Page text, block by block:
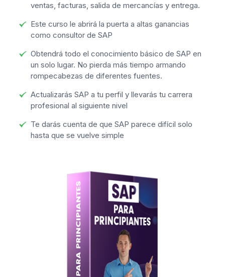
ventas, facturas, salida de mercancías y entrega.
Este curso le abrirá la puerta a altas ganancias
como consultor de SAP
Obtendrá todo el conocimiento básico de SAP en
un solo lugar. No pierda más tiempo armando
rompecabezas de diferentes fuentes.
Actualizarás SAP a tu perfil y llevarás tu carrera
profesional al siguiente nivel
Te darás cuenta de que SAP parece difícil solo
hasta que se vuelve simple